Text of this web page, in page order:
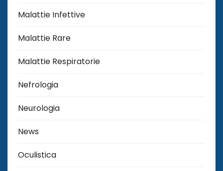
Malattie Infettive
Malattie Rare
Malattie Respiratorie
Nefrologia
Neurologia
News
Oculistica